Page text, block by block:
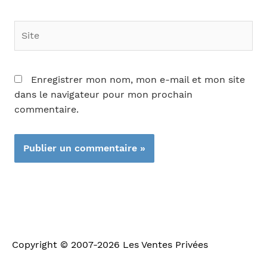
Enregistrer mon nom, mon e-mail et mon site
dans le navigateur pour mon prochain
commentaire.
Copyright © 2007-2026 Les Ventes Privées